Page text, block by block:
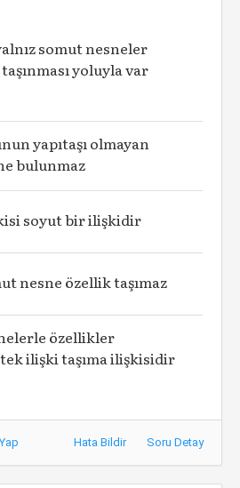
somut nesneler
yoluyla var
yapıtaşı olmayan
bulunmaz
soyut bir ilişkidir
nesne özellik taşımaz
özellikler
ilişki taşıma ilişkisidir
Hata Bildir Soru Detay